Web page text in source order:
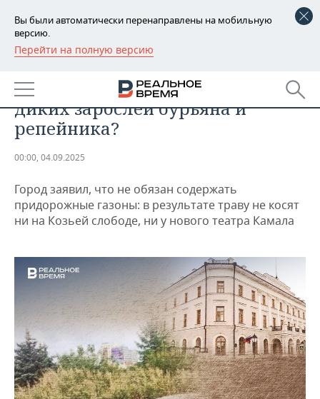
Вы были автоматически перенаправлены на мобильную
версию.
Перейти на полную версию
РЕГИОНЫ
БАШКОРТОСТАН
ТАТАРСТАН
НОВОСТИ
АНАЛИТИКА
ДЕКЛАРАЦИИ О ДОХОДАХ
КОРОЛИ ГОСЗАКАЗА ПФО
КОМУ ПРИНАДЛЕЖАТ
ТОРГОВЫЕ ЦЕНТРЫ
ТАТАРСТАНА
НОВОСТИ ЭКОНОМИКИ
ФИНАНСЫ
БЮДЖЕТ
ИНВЕСТИЦИИ
ПРОМЫШЛЕННОСТЬ
НОВОСТИ
ПРОМЫШЛЕННОСТИ
АГРОПРОМ
МАШИНОСТРОЕНИЕ
НЕФТЕХИМИЯ
НЕФТЬ
ОПК
НЕДВИЖИМОСТЬ
НОВОСТИ АВТО
БИЗНЕС
НОВОСТИ БИЗНЕСА
РОЗНИЧНАЯ ТОРГОВЛЯ
ТРАНСПОРТ
ТЕХНОЛОГИИ
НОВОСТИ ТЕХНОЛОГИЙ
IT
МЕРОПРИЯТИЯ
НОВОСТИ МЕРОПРИЯТИЙ
СПОРТ
Кто расчистит улицы Казани от
диких зарослей бурьяна и
репейника?
00:00, 04.09.2025
Город заявил, что не обязан содержать
придорожные газоны: в результате траву не косят
ни на Козьей слободе, ни у нового театра Камала